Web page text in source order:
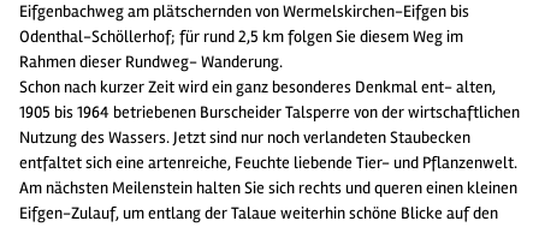
Eifgenbachweg am plätschernden von Wermelskirchen-Eifgen bis
Odenthal-Schöllerhof; für rund 2,5 km folgen Sie diesem Weg im
Rahmen dieser Rundweg- Wanderung.
Schon nach kurzer Zeit wird ein ganz besonderes Denkmal ent- alten,
1905 bis 1964 betriebenen Burscheider Talsperre von der wirtschaftlichen
Nutzung des Wassers. Jetzt sind nur noch verlandeten Staubecken
entfaltet sich eine artenreiche, Feuchte liebende Tier- und Pflanzenwelt.
Am nächsten Meilenstein halten Sie sich rechts und queren einen kleinen
Eifgen-Zulauf, um entlang der Talaue weiterhin schöne Blicke auf den